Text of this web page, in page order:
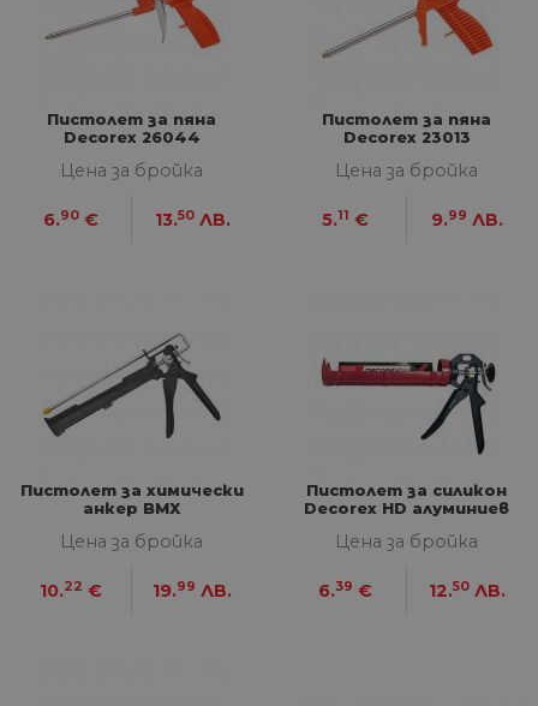
Пистолет за пяна
Decorex 26044
Цена за бройка
6.90 € 13.50 ЛВ.
Пистолет за пяна
Decorex 23013
Цена за бройка
5.11 € 9.99 ЛВ.
Пистолет за химически
анкер BMX
Цена за бройка
10.22 € 19.99 ЛВ.
Пистолет за силикон
Decorex HD алуминиев
Цена за бройка
6.39 € 12.50 ЛВ.